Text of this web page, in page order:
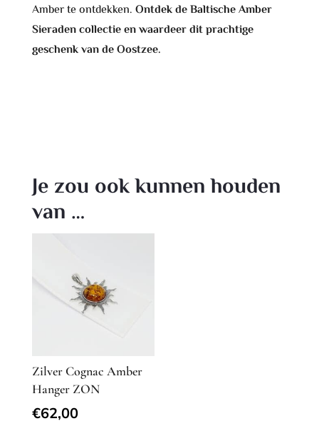
Amber te ontdekken. Ontdek de Baltische Amber
Sieraden collectie en waardeer dit prachtige
geschenk van de Oostzee.
Je zou ook kunnen houden
van …
Zilver Cognac Amber
Hanger ZON
€62,00